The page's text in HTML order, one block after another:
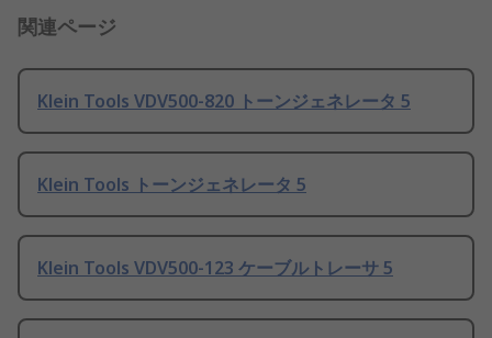
関連ページ
Klein Tools VDV500-820 トーンジェネレータ 5
Klein Tools トーンジェネレータ 5
Klein Tools VDV500-123 ケーブルトレーサ 5